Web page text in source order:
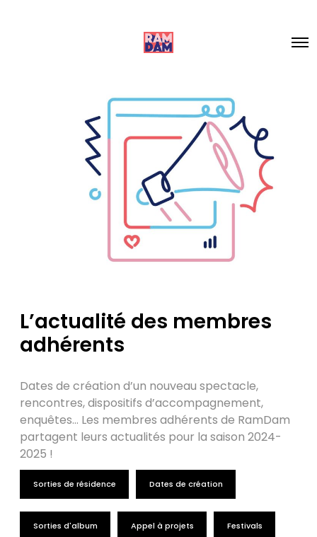
L’actualité des membres
adhérents
Dates de création d’un nouveau spectacle,
rencontres, dispositifs d’accompagnement,
enquêtes… Les membres adhérents de RamDam
partagent leurs actualités pour la saison 2024-
2025 !
Sorties de résidence Dates de création
Sorties d'album Appel à projets Festivals